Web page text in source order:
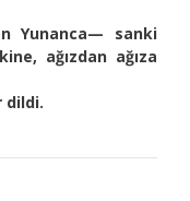
Yunanca— sanki
ağızdan ağıza
dildi.